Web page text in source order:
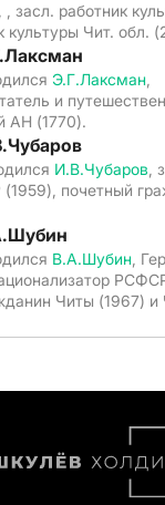
работник
культуры Чит. обл.
Э.Г.Лаксман
и
АН (1770).
И.В.Чубаров ,
почетный
В.А.Шубин ,
Читы (1967) и